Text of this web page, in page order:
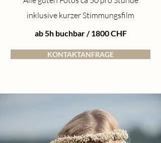
inklusive kurzer Stimmungsfilm
ab 5h buchbar / 1800 CHF
KONTAKTANFRAGE